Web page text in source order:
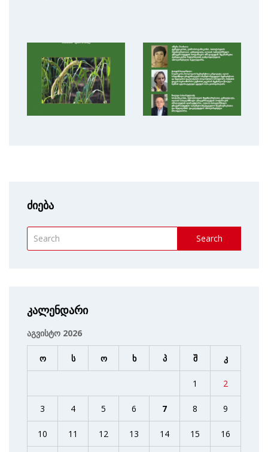
ძიება
Search
კალენდარი
აგვისტო 2026
ო ს ო ხ პ შ კ
1 2
3 4 5 6 7 8 9
10 11 12 13 14 15 16